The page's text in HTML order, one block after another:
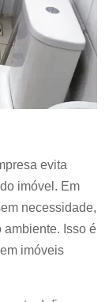
evita
imóvel. Em
necessidade,
ambiente. Isso é
imóveis